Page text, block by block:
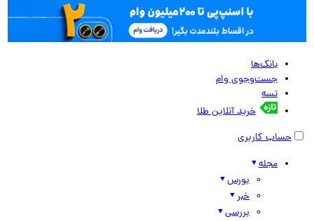
بانک‌ها
جست‌وجوی وام
تسه
خرید آنلاین طلا
حساب کاربری
مجله
بورس
خبر
بررسی